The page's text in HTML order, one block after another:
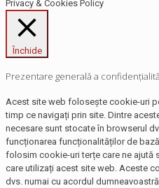
Privacy & Cookies Policy
Închide
Prezentare generală a
Acest site web folosește cookie-uri
timp ce navigați prin site. Dintre
necesare sunt stocate în browserul
funcționarea funcționalităților de
folosim cookie-uri terțe care ne ajută
care utilizați acest site web. Aceste
dvs. numai cu acordul